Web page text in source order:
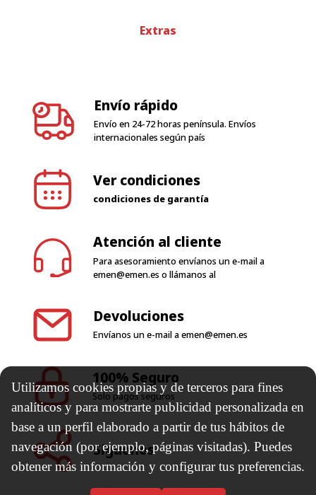
Extras
Envío rápido
Envío en 24-72 horas península. Envíos
internacionales según país
Ver condiciones
condiciones de garantía
Atención al cliente
Para asesoramiento envíanos un e-mail a
emen@emen.es o llámanos al
Devoluciones
Envíanos un e-mail aemen@emen.es
100% Seguro
Solo pagos seguros
Síguenos
Utilizamos cookies propias y de terceros para fines
analíticos y para mostrarte publicidad personalizada en
base a un perfil elaborado a partir de tus hábitos de
navegación (por ejemplo, páginas visitadas). Puedes
obtener más información y configurar tus preferencias.